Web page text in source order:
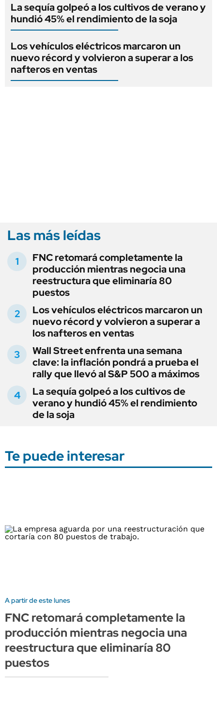
La sequía golpeó a los cultivos de verano y
hundió 45% el rendimiento de la soja
Los vehículos eléctricos marcaron un
nuevo récord y volvieron a superar a los
nafteros en ventas
Las más leídas
FNC retomará completamente la
producción mientras negocia una
reestructura que eliminaría 80
puestos
Los vehículos eléctricos marcaron un
nuevo récord y volvieron a superar a
los nafteros en ventas
Wall Street enfrenta una semana
clave: la inflación pondrá a prueba el
rally que llevó al S&P 500 a máximos
La sequía golpeó a los cultivos de
verano y hundió 45% el rendimiento
de la soja
Te puede interesar
A partir de este lunes
FNC retomará completamente la
producción mientras negocia una
reestructura que eliminaría 80
puestos